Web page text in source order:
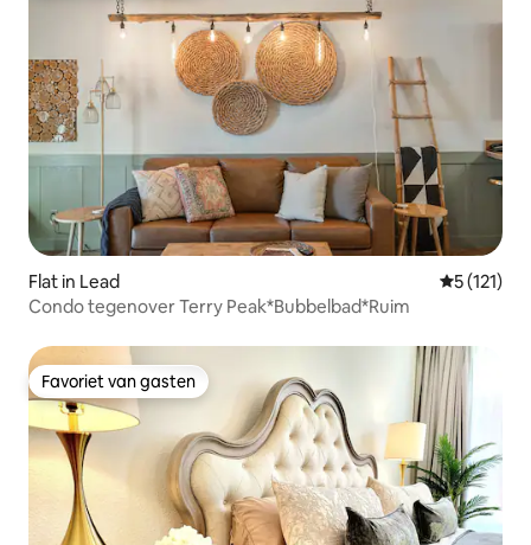
Flat in Lead
5 (121)
Condo tegenover Terry Peak*Bubbelbad*Ruim
Favoriet van gasten
Favoriet van gasten